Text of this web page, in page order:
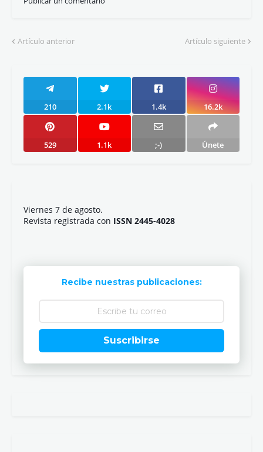
Artículo anterior Artículo siguiente
210 2.1k 1.4k 16.2k
529 1.1k ;-) Únete
Viernes 7 de agosto.
Revista registrada con ISSN 2445-4028
Recibe nuestras publicaciones:
Suscribirse